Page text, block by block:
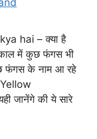
hai – क्या है
काल में कुछ फंगस भी
फंगस के नाम आ रहे
जानेंगे की ये सारे